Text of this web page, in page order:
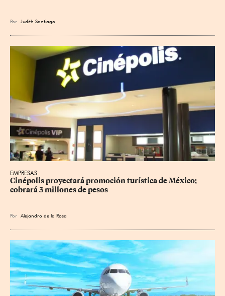
Por Judith Santiago
EMPRESAS
Cinépolis proyectará promoción turística de México;
cobrará 3 millones de pesos
Por Alejandro de la Rosa